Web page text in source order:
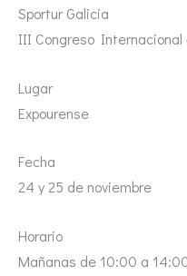
Sportur Galicia
III Congreso
Lugar
Expourense
Fecha
24 y 25 de noviembre
Horario
Mañanas de 10:00 a